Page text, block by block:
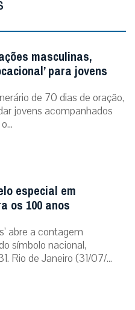
marketing ou solicitação.
masculinas,
para jovens
de 70 dias de oração,
jovens acompanhados